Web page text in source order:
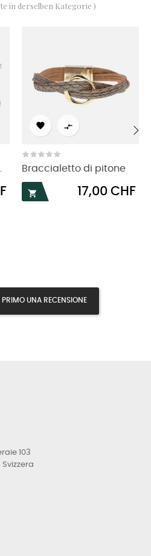
in derselben Kategorie )
 
Braccialetto di pitone

Prezzo
17,00 CHF
PRIMO UNA RECENSIONE
103
Svizzera